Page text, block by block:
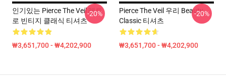
인기있는 Pierce The Veil 레트
로 빈티지 클래식 티셔츠
₩3,651,700 - ₩4,202,900
-20%
Pierce The Veil 우리 Beauty
Classic 티셔츠
₩3,651,700 - ₩4,202,900
-20%